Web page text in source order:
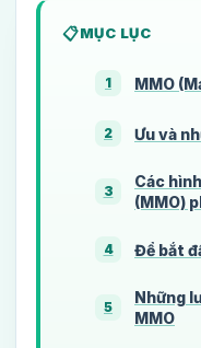
MỤC LỤC
1 MMO
2 Ưu và
3
Các
(MMO)
4 Để bắt
5
Những
MMO